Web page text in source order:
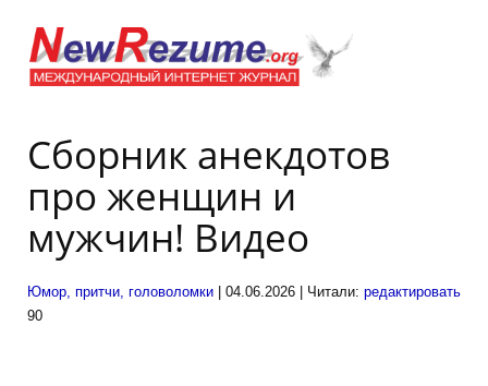
Сборник анекдотов
про женщин и
мужчин! Видео
редактировать
Юмор, притчи, головоломки | 04.06.2026 | Читали:
90